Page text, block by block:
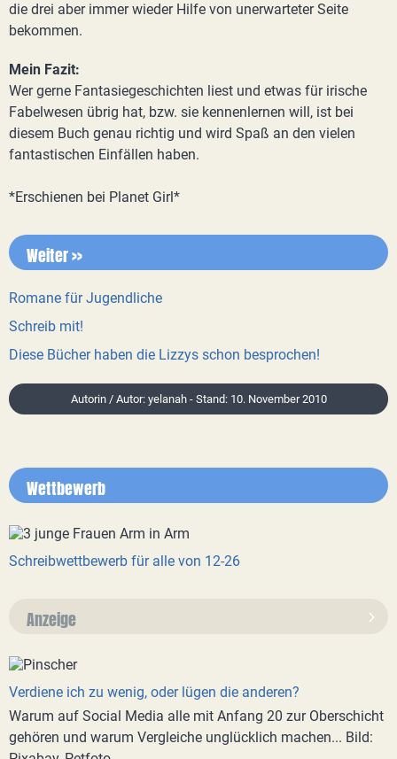
die drei aber immer wieder Hilfe von unerwarteter Seite
bekommen.
Mein Fazit:
Wer gerne Fantasiegeschichten liest und etwas für irische
Fabelwesen übrig hat, bzw. sie kennenlernen will, ist bei
diesem Buch genau richtig und wird Spaß an den vielen
fantastischen Einfällen haben.
*Erschienen bei Planet Girl*
Weiter >>
Romane für Jugendliche
Schreib mit!
Diese Bücher haben die Lizzys schon besprochen!
Autorin / Autor: yelanah - Stand: 10. November 2010
Wettbewerb
Schreibwettbewerb für alle von 12-26
Anzeige
Verdiene ich zu wenig, oder lügen die anderen?
Warum auf Social Media alle mit Anfang 20 zur Oberschicht
gehören und warum Vergleiche unglücklich machen... Bild: